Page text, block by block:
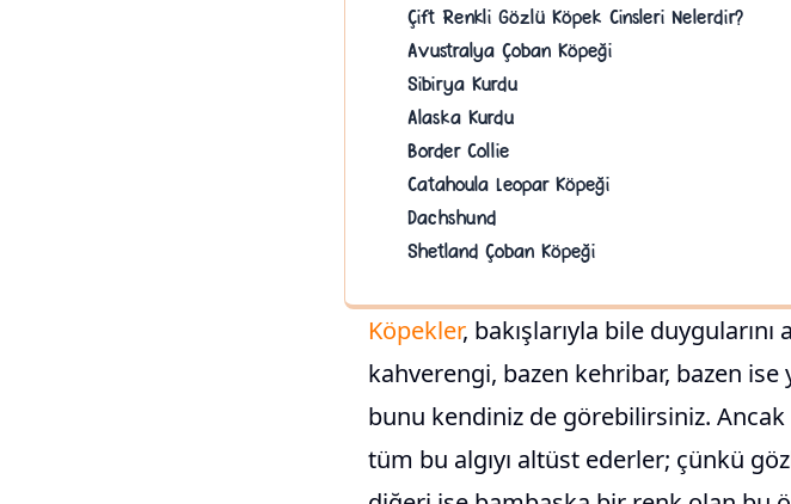
Çift Renkli Gözlü Köpek Cinsleri Nelerdir?
Avustralya Çoban Köpeği
Sibirya Kurdu
Alaska Kurdu
Border Collie
Catahoula Leopar Köpeği
Dachshund
Shetland Çoban Köpeği
Köpekler, bakışlarıyla bile
kahverengi, bazen kehribar, bazen ise
bunu kendiniz de görebilirsiniz. Ancak
tüm bu algıyı altüst ederler; çünkü